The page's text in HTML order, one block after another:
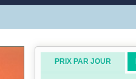
PRIX PAR JOUR